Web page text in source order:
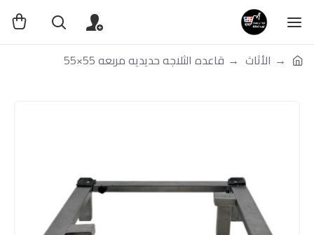
الأثاث قاعده الثلاجه حديديه مربعه 55×55